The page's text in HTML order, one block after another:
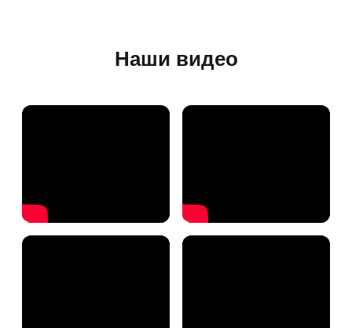
Наши видео